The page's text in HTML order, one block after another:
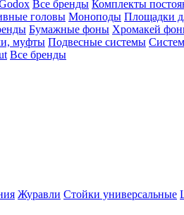
Все бренды Комплекты
головы Моноподы Площадки
Бумажные фоны Хромакей
муфты Подвесные системы
Все бренды
Журавли Стойки универсальные